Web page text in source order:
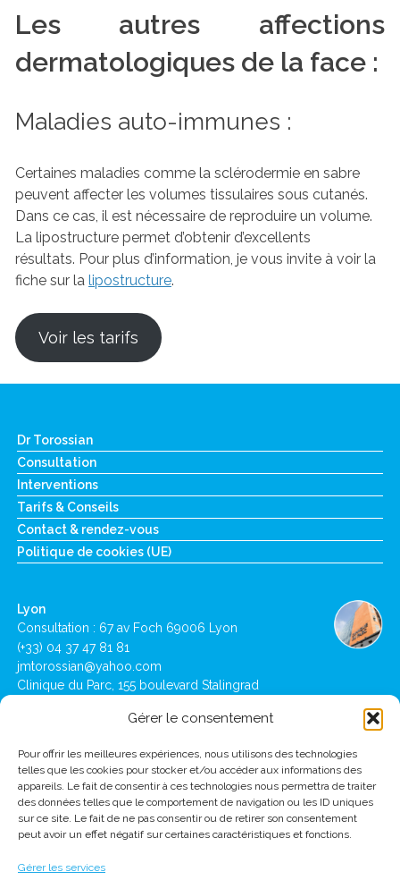
Gérer le consentement
Pour offrir les meilleures expériences, nous utilisons des technologies
telles que les cookies pour stocker et/ou accéder aux informations des
appareils. Le fait de consentir à ces technologies nous permettra de traiter
des données telles que le comportement de navigation ou les ID uniques
sur ce site. Le fait de ne pas consentir ou de retirer son consentement
peut avoir un effet négatif sur certaines caractéristiques et fonctions.
Gérer les services
Les autres affections
dermatologiques de la face :
Maladies auto-immunes :
Certaines maladies comme la sclérodermie en sabre
peuvent affecter les volumes tissulaires sous cutanés.
Dans ce cas, il est nécessaire de reproduire un volume.
La lipostructure permet d’obtenir d’excellents
résultats. Pour plus d’information, je vous invite à voir la
fiche sur la lipostructure.
Voir les tarifs
Dr Torossian
Consultation
Interventions
Tarifs & Conseils
Contact & rendez-vous
Politique de cookies (UE)
Lyon
Consultation : 67 av Foch 69006 Lyon
(+33) 04 37 47 81 81
jmtorossian@yahoo.com
Clinique du Parc, 155 boulevard Stalingrad
Lausanne
Clinique de Montchoisi : Ch des Allinges 10,
1001 Lausanne
(+41) 21 619 39 39
jmtorossian@montchoisi.ch